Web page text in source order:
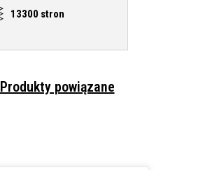
13300 stron
Produkty powiązane